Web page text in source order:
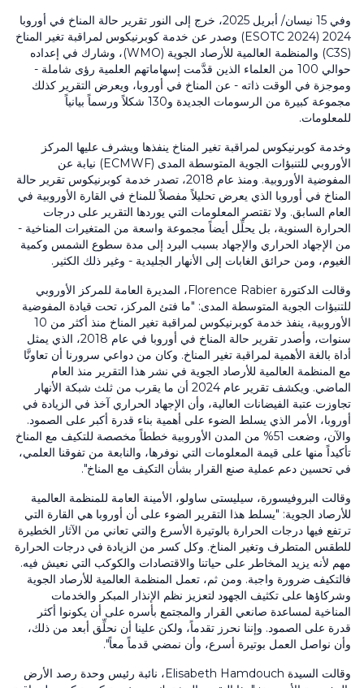
وفي 15 نيسان/ أبريل 2025، خرج إلى النور تقرير حالة المناخ في أوروبا
2024 (ESOTC 2024) وصدر عن خدمة كوبرنيكوس لمراقبة تغير المناخ
(C3S) والمنظمة العالمية للأرصاد الجوية (WMO)، وشارك في إعداده
حوالي 100 من العلماء الذين قدَّمت إسهاماتهم العلمية رؤى شاملة -
وموجزة في الوقت ذاته - عن المناخ في أوروبا، ويعرض التقرير كذلك
مجموعة كبيرة من الرسومات الجديدة و130 شكلاً ورسماً بيانياً
للمعلومات.
وخدمة كوبرنيكوس لمراقبة تغير المناخ ينفذها ويشرف عليها المركز
الأوروبي للتنبؤات الجوية المتوسطة المدى (ECMWF) نيابة عن
المفوضية الأوروبية. ومنذ عام 2018، تصدر خدمة كوبرنيكوس تقرير حالة
المناخ في أوروبا الذي يعرض تحليلاً مفصلاً للمناخ في القارة الأوروبية في
العام السابق. ولا تقتصر المعلومات التي يوردها التقرير على درجات
الحرارة السنوية، بل يحلِّل أيضاً مجموعة واسعة من المتغيرات المناخية -
من الإجهاد الحراري والإجهاد بسبب البرد إلى مدة سطوع الشمس وكمية
الغيوم، ومن حرائق الغابات إلى الأنهار الجليدية - وغير ذلك الكثير.
وقالت الدكتورة Florence Rabier، المديرة العامة للمركز الأوروبي
للتنبؤات الجوية المتوسطة المدى: "ما فتئ المركز، تحت قيادة المفوضية
الأوروبية، ينفذ خدمة كوبرنيكوس لمراقبة تغير المناخ منذ أكثر من 10
سنوات، وأصدر تقرير حالة المناخ في أوروبا في عام 2018، الذي يمثل
أداة بالغة الأهمية لمراقبة تغير المناخ. وكان من دواعي سرورنا أن تعاونَّا
مع المنظمة العالمية للأرصاد الجوية في نشر هذا التقرير منذ العام
الماضي. ويكشف تقرير عام 2024 أن ما يقرب من ثلث شبكة الأنهار
تجاوزت عتبة الفيضانات العالية، وأن الإجهاد الحراري آخذ في الزيادة في
أوروبا، الأمر الذي يسلط الضوء على أهمية بناء قدرة أكبر على الصمود.
والآن، وضعت 51% من المدن الأوروبية خططاً مخصصة للتكيف مع المناخ
تأكيداً منها على قيمة المعلومات التي نوفرها، والنابعة من تفوقنا العلمي،
في تحسين دعم عملية صنع القرار بشأن التكيف مع المناخ".
وقالت البروفيسورة، سيليستى ساولو، الأمينة العامة للمنظمة العالمية
للأرصاد الجوية: "يسلط هذا التقرير الضوء على أن أوروبا هي القارة التي
ترتفع فيها درجات الحرارة بالوتيرة الأسرع والتي تعاني من الآثار الخطيرة
للطقس المتطرف وتغير المناخ. وكل كسر من الزيادة في درجات الحرارة
مهم لأنه يزيد المخاطر على حياتنا والاقتصادات والكوكب التي نعيش فيه.
فالتكيف ضرورة واجبة. ومن ثم، تعمل المنظمة العالمية للأرصاد الجوية
وشركاؤها على تكثيف الجهود لتعزيز نظم الإنذار المبكر والخدمات
المناخية لمساعدة صانعي القرار والمجتمع بأسره على أن يكونوا أكثر
قدرة على الصمود. وإننا نحرز تقدماً، ولكن علينا أن نحلِّق أبعد من ذلك،
وأن نواصل العمل بوتيرة أسرع، وأن نمضي قدماً معاً".
وقالت السيدة Elisabeth Hamdouch، نائبة رئيس وحدة رصد الأرض